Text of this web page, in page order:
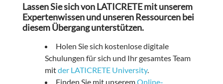
Lassen Sie sich von LATICRETE mit unserem
Expertenwissen und unseren Ressourcen bei
diesem Übergang unterstützen.
Holen Sie sich kostenlose digitale
Schulungen für sich und Ihr gesamtes Team
mitder LATICRETE University.
Finden Sie mit unseremOnline-